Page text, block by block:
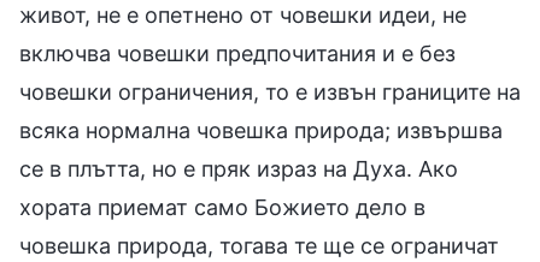
живот, не е опетнено от човешки идеи, не
включва човешки предпочитания и е без
човешки ограничения, то е извън границите на
всяка нормална човешка природа; извършва
се в плътта, но е пряк израз на Духа. Ако
хората приемат само Божието дело в
човешка природа, тогава те ще се ограничат